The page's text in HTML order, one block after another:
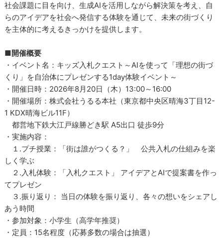
社会課題に目を向け、生成AIを活用しながら解決策を考え、自
らのアイデアを社会へ発信する体験を通じて、未来の街づくり
を主体的に考えるきっかけを提供します。
■開催概要
・イベント名：キッズ入札クエスト～AIを使って「理想の街づ
くり」を自治体にプレゼンする1day体験イベント～
・開催日時：2026年8月20日（木）13:00～16:00
・開催場所：株式会社うるる本社（東京都中央区晴海3丁目12-
1 KDX晴海ビル11F）
都営地下鉄大江戸線勝どき駅 A5出口 徒歩9分
・実施内容：
１.プチ授業：「街は誰がつくる？」 公共入札の仕組みを楽
しく学ぶ
２.入札体験：「入札クエスト」 アイデアとAIで提案書を作っ
てプレゼン
３.振り返り： 当日の体験を振り返り、各々の想いをシェアし
あう時間
・参加対象：小学生（高学年推奨）
・定員：15名程度（応募多数の場合は抽選）